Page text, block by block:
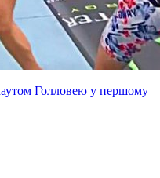
Голловею у першому